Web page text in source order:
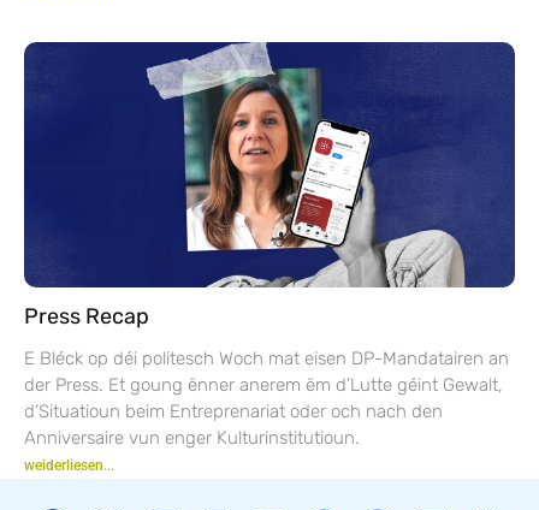
Press Recap
E Bléck op déi politesch Woch mat eisen DP-Mandatairen an
der Press. Et goung ënner anerem ëm d’Lutte géint Gewalt,
d’Situatioun beim Entreprenariat oder och nach den
Anniversaire vun enger Kulturinstitutioun.
weiderliesen...